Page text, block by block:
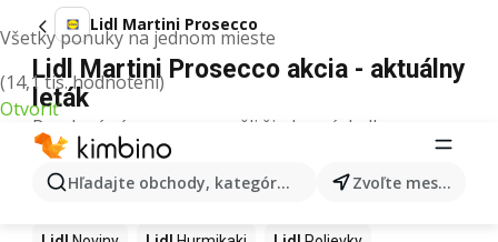
Všetky ponuky na jednom mieste
(14,1 tis. hodnotení)
Otvoriť
Hľadajte obchody, kategórie, produkty... Zvoľte mesto
Lidl Martini Prosecco
Lidl Martini Prosecco akcia - aktuálny
leták
Pre daný výraz sme nenašli žiadne výsledky.
Ďalšie produkty v obchodoch Lidl
Lidl Kapor Ashwagandha Nintendo Switch